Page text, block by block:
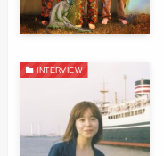
INTERVIEW